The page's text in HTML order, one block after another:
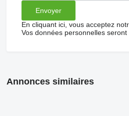
En cliquant ici, vous acceptez
Vos données personnelles
Annonces similaires